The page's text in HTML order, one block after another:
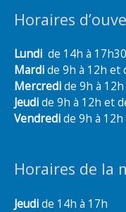
Horaires
Lundi de 14h à
Mardide 9h à 12h et
Mercredide 9h à
Jeudide 9h à 12h et
Vendredide 9h à
Horaires de la
Jeudide 14h à 17h